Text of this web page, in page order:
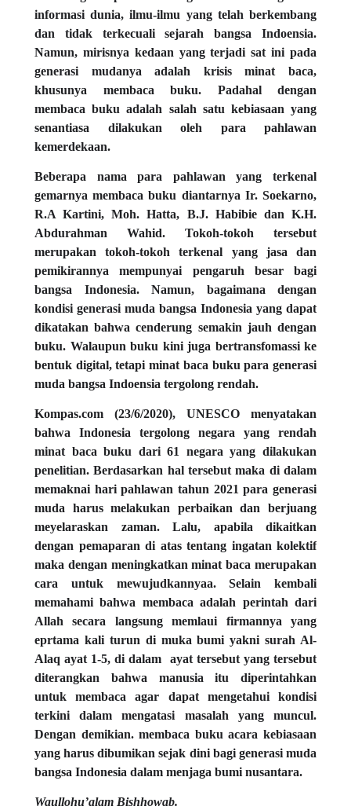
informasi dunia, ilmu-ilmu yang telah berkembang
dan tidak terkecuali sejarah bangsa Indoensia.
Namun, mirisnya kedaan yang terjadi sat ini pada
generasi mudanya adalah krisis minat baca,
khusunya membaca buku. Padahal dengan
membaca buku adalah salah satu kebiasaan yang
senantiasa dilakukan oleh para pahlawan
kemerdekaan.
Beberapa nama para pahlawan yang terkenal
gemarnya membaca buku diantarnya Ir. Soekarno,
R.A Kartini, Moh. Hatta, B.J. Habibie dan K.H.
Abdurahman Wahid. Tokoh-tokoh tersebut
merupakan tokoh-tokoh terkenal yang jasa dan
pemikirannya mempunyai pengaruh besar bagi
bangsa Indonesia. Namun, bagaimana dengan
kondisi generasi muda bangsa Indonesia yang dapat
dikatakan bahwa cenderung semakin jauh dengan
buku. Walaupun buku kini juga bertransfomassi ke
bentuk digital, tetapi minat baca buku para generasi
muda bangsa Indoensia tergolong rendah.
Kompas.com (23/6/2020), UNESCO menyatakan
bahwa Indonesia tergolong negara yang rendah
minat baca buku dari 61 negara yang dilakukan
penelitian. Berdasarkan hal tersebut maka di dalam
memaknai hari pahlawan tahun 2021 para generasi
muda harus melakukan perbaikan dan berjuang
meyelaraskan zaman. Lalu, apabila dikaitkan
dengan pemaparan di atas tentang ingatan kolektif
maka dengan meningkatkan minat baca merupakan
cara untuk mewujudkannyaa. Selain kembali
memahami bahwa membaca adalah perintah dari
Allah secara langsung memlaui firmannya yang
eprtama kali turun di muka bumi yakni surah Al-
Alaq ayat 1-5, di dalam
ayat tersebut yang tersebut
diterangkan bahwa manusia itu diperintahkan
untuk membaca agar dapat mengetahui kondisi
terkini dalam mengatasi masalah yang muncul.
Dengan demikian. membaca buku acara kebiasaan
yang harus dibumikan sejak dini bagi generasi muda
bangsa Indonesia dalam menjaga bumi nusantara.
Waullohu’alam Bishhowab.